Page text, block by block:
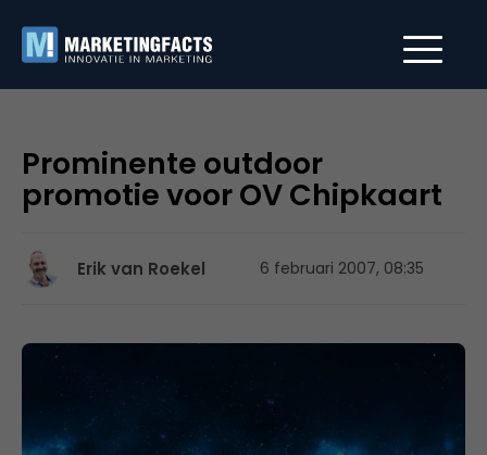
Prominente outdoor
promotie voor OV Chipkaart
Erik van Roekel 6 februari 2007, 08:35